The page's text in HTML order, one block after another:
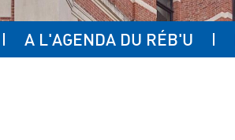
A L'AGENDA DU RÉB'U